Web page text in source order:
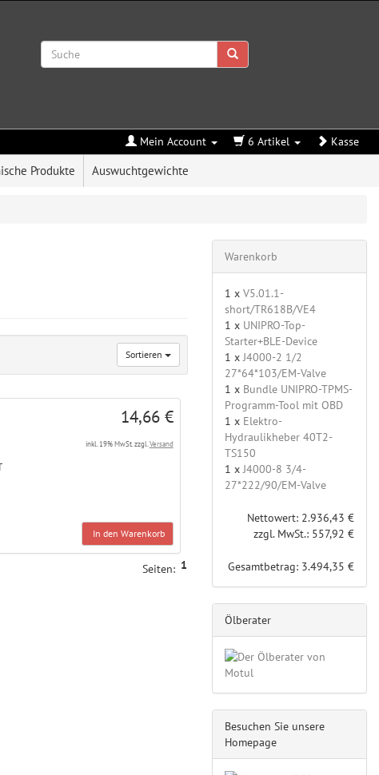
Mein Account 6 Artikel Kasse
Produkte Auswuchtgewichte
Sortieren
14,66 €
inkl. 19% MwSt. zzgl.Versand
In den Warenkorb
1
Seiten:
Warenkorb
1 x V5.01.1-
short/TR618B/VE4
1 x UNIPRO-Top-
Starter+BLE-Device
1 xJ4000-2 1/2
27*64*103/EM-Valve
1 x Bundle UNIPRO-TPMS-
Programm-Tool mit OBD
1 x Elektro-
Hydraulikheber 40T2-
TS150
1 xJ4000-8 3/4-
27*222/90/EM-Valve
Nettowert: 2.936,43 €
zzgl. MwSt.: 557,92 €
Gesamtbetrag: 3.494,35 €
Ölberater
Besuchen Sie unsere
Homepage